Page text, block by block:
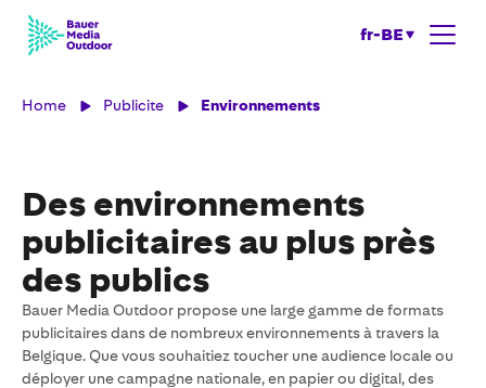
fr-BE
Home Publicite Environnements
Des environnements
publicitaires au plus près
des publics
Bauer Media Outdoor propose une large gamme de formats
publicitaires dans de nombreux environnements à travers la
Belgique. Que vous souhaitiez toucher une audience locale ou
déployer une campagne nationale, en papier ou digital, des